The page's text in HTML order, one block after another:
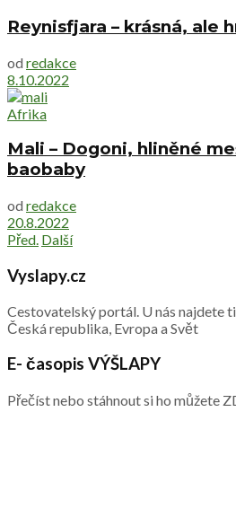
Reynisfjara – krásná, ale
od redakce
8.10.2022
Afrika
Mali – Dogoni, hliněné
baobaby
od redakce
20.8.2022
Před. Další
Vyslapy.cz
Cestovatelský portál. U nás najdete
Česká republika, Evropa a Svět
E- časopis VÝŠLAPY
Přečíst nebo stáhnout si ho můžete